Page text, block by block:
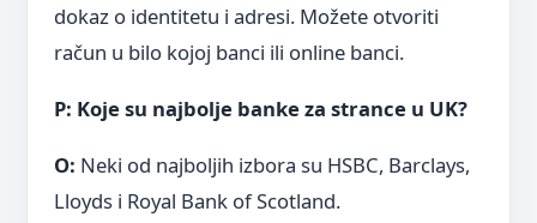
dokaz o identitetu i adresi. Možete otvoriti
račun u bilo kojoj banci ili online banci.
P: Koje su najbolje banke za strance u UK?
O: Neki od najboljih izbora su HSBC, Barclays,
Lloyds i Royal Bank of Scotland.